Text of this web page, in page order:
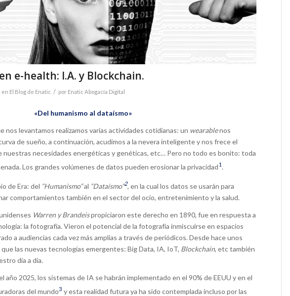
e-health: I.A. y Blockchain.
en El Blog de Enatic / por Enatic Abogacía Digital
«Del humanismo al dataísmo»
nos levantamos realizamos varias actividades cotidianas: un wearablenos
de sueño, a continuación, acudimos a la nevera inteligente y nos frece el
nuestras necesidades energéticas y genéticas, etc… Pero no todo es bonito: toda
Los grandes volúmenes de datos pueden erosionar la privacidad1.
de Era: del “Humanismo”al “Dataísmo”2, en la cual los datos se usarán para
comportamientos también en el sector del ocio, entretenimiento y la salud.
Warren y Brandeispropiciaron este derecho en 1890, fue en respuesta a
la fotografía. Vieron el potencial de la fotografía inmiscuirse en espacios
a audiencias cada vez más amplias a través de periódicos. Desde hace unos
las nuevas tecnologías emergentes: Big Data, IA, IoT, Blockchain, etc también
día a día.
año 2025, los sistemas de IA se habrán implementado en el 90% de EEUU y en el
del mundo3 y esta realidad futura ya ha sido contemplada incluso por las